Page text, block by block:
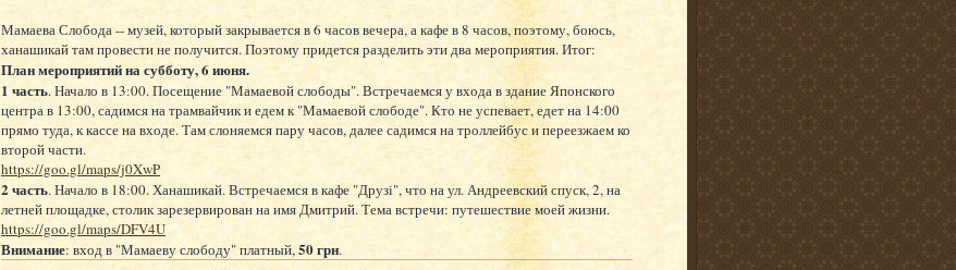
Мамаева Слобода -- музей, который закрывается в 6 часов вечера, а кафе в 8 часов, поэтому, боюсь,
ханашикай там провести не получится. Поэтому придется разделить эти два мероприятия. Итог:
План мероприятий на субботу, 6 июня.
1 часть. Начало в 13:00. Посещение "Мамаевой слободы". Встречаемся у входа в здание Японского
центра в 13:00, садимся на трамвайчик и едем к "Мамаевой слободе". Кто не успевает, едет на 14:00
прямо туда, к кассе на входе. Там слоняемся пару часов, далее садимся на троллейбус и переезжаем ко
второй части.
https://goo.gl/maps/j0XwP
2 часть. Начало в 18:00. Ханашикай. Встречаемся в кафе "Друзi", что на ул. Андреевский спуск, 2, на
летней площадке, столик зарезервирован на имя Дмитрий. Тема встречи: путешествие моей жизни.
https://goo.gl/maps/DFV4U
Внимание: вход в "Мамаеву слободу" платный, 50 грн.